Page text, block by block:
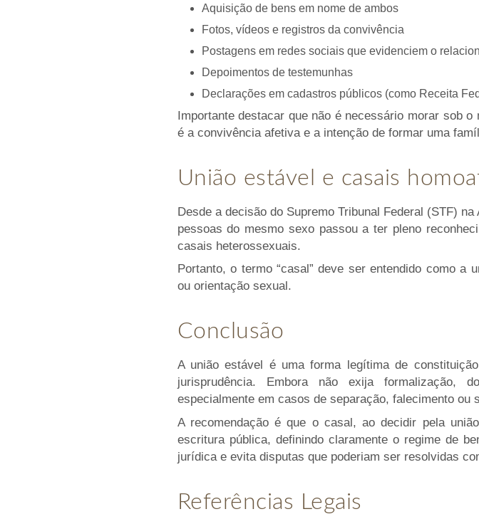
Aquisição de bens em nome de ambos
Fotos, vídeos e registros da convivência
Postagens em redes sociais que evidenciem o
Depoimentos de testemunhas
Declarações em cadastros públicos (como Receita
Importante destacar que não é necessário morar sob
é a convivência afetiva e a intenção de formar uma
União estável e casais
Desde a decisão do Supremo Tribunal Federal (STF)
pessoas do mesmo sexo passou a ter pleno
casais heterossexuais.
Portanto, o termo “casal” deve ser entendido como a
ou orientação sexual.
Conclusão
A união estável é uma forma legítima de
jurisprudência. Embora não exija formalização,
especialmente em casos de separação, falecimento ou
A recomendação é que o casal, ao decidir pela
escritura pública, definindo claramente o regime de
jurídica e evita disputas que poderiam ser resolvidas
Referências Legais